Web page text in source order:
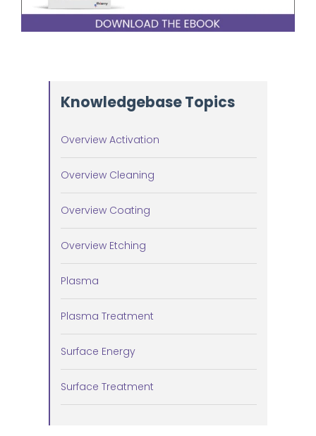
Knowledgebase Topics
Overview Activation
Overview Cleaning
Overview Coating
Overview Etching
Plasma
Plasma Treatment
Surface Energy
Surface Treatment